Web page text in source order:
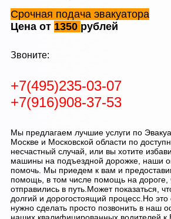
Срочная подача эвакуатора
Цена от 1350 рублей
Звоните:
+7(495)235-03-07
+7(916)908-37-53
Мы предлагаем лучшие услуги по
Москве и Московской области по
несчастный случай, или вы хотите
машины на подъездной дорожке, наши
помочь. Мы приедем к вам и
помощь, в том числе помощь на дороге,
отправились в путь.Может показаться,
долгий и дорогостоящий процесс.Но это
нужно сделать просто позвонить в